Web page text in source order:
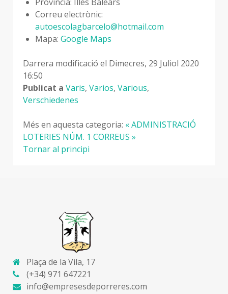
Correu electrònic:
autoescolagbarcelo@hotmail.com
Mapa: Google Maps
Darrera modificació el Dimecres, 29 Juliol 2020
16:50
Publicat a Varis, Varios, Various,
Verschiedenes
Més en aquesta categoria: « ADMINISTRACIÓ
LOTERIES NÚM. 1 CORREUS »
Tornar al principi
Plaça de la Vila, 17
(+34) 971 647221
info@empresesdeporreres.com